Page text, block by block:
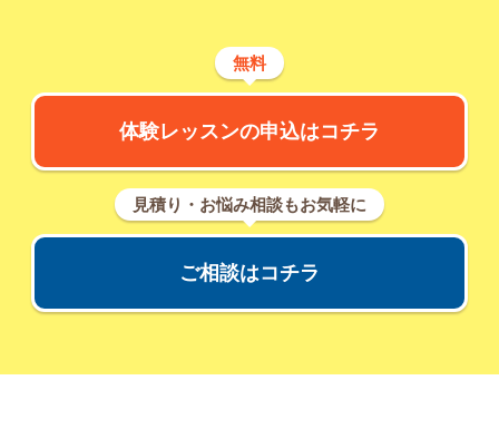
無料
体験レッスンの申込はコチラ
見積り・お悩み相談もお気軽に
ご相談はコチラ